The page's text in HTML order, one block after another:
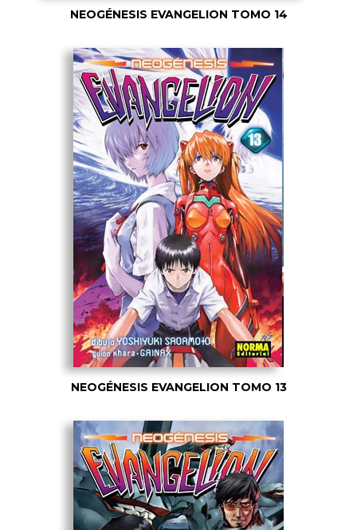
NEOGÉNESIS EVANGELION TOMO 14
NEOGÉNESIS EVANGELION TOMO 13